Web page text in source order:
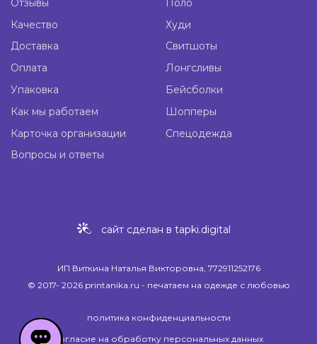
Отзывы
Качество
Доставка
Оплата
Упаковка
Как мы работаем
Карточка организации
Вопросы и ответы
Поло
Худи
Свитшоты
Лонгсливы
Бейсболки
Шопперы
Спецодежда
сайт сделан в tapki.digital
ИП Виткина Наталья Викторовна, 772911252176
© 2017- 2026 printanika.ru - печатаем на одежде с любовью
политика конфиденциальности
cогласие на обработку персональных данных